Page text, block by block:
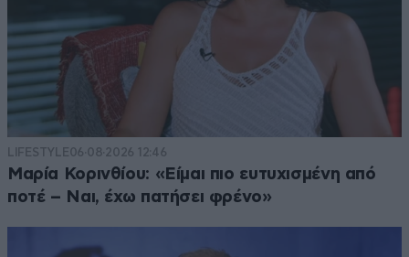
LIFESTYLE06·08·2026 12:46
Μαρία Κορινθίου: «Είμαι πιο ευτυχισμένη από
ποτέ – Ναι, έχω πατήσει φρένο»